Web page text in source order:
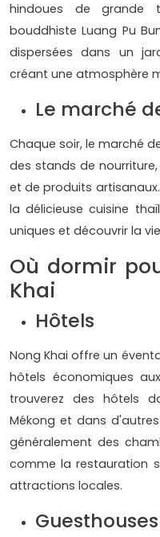
hindoues de grande
bouddhiste Luang Pu
dispersées dans un
créant une atmosphère
Le marché
Chaque soir, le marché
des stands de
et de produits
la délicieuse cuisine
uniques et découvrir la
Où dormir
Khai
Hôtels
Nong Khai offre un
hôtels économiques
trouverez des hôtels
Mékong et dans
généralement des
comme la restauration
attractions locales.
Guesthouses